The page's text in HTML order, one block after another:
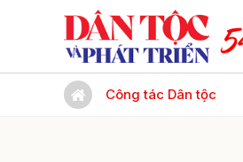
Công tác Dân tộc